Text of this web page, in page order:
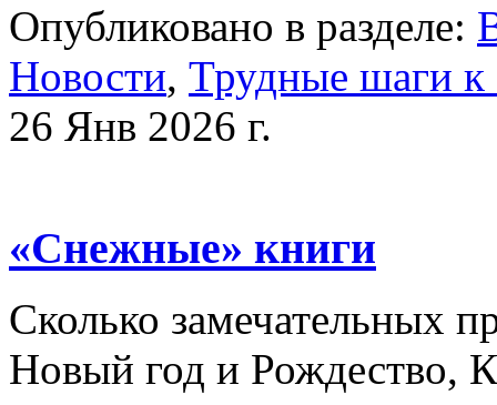
Опубликовано в разделе:
Новости, Трудные шаги к
26 Янв 2026 г.
«Снежные» книги
Сколько замечательных
Новый год и Рождество,